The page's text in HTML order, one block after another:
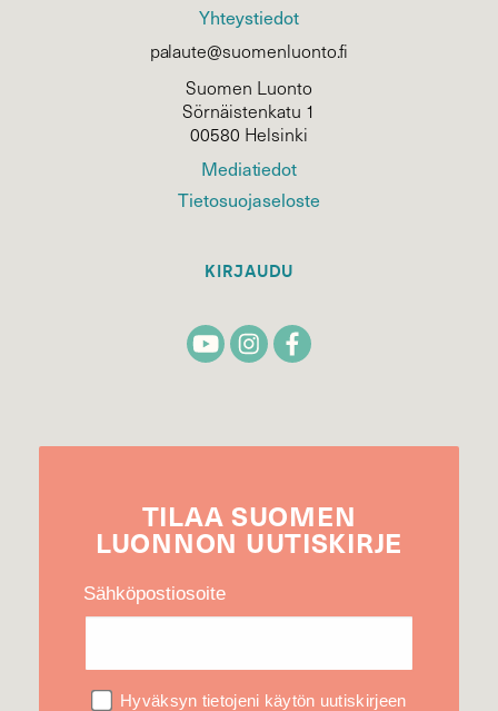
Yhteystiedot
palaute@suomenluonto.fi
Suomen Luonto
Sörnäistenkatu 1
00580 Helsinki
Mediatiedot
Tietosuojaseloste
KIRJAUDU
TILAA SUOMEN
LUONNON UUTIS­KIRJE
Sähköpostiosoite
Hyväksyn tietojeni käytön uutiskirjeen